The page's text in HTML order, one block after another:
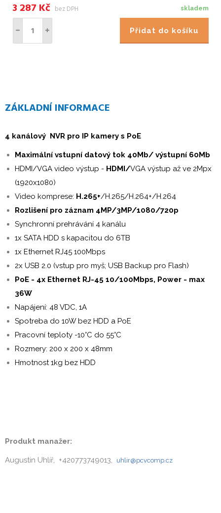
skladem
3 287 Kč bez DPH
Přidat do košíku
ZÁKLADNÍ INFORMACE
4 kanálový NVR pro IP kamery s PoE
Maximální vstupní datový tok 40Mb/ výstupní 60Mb
HDMI/VGA video výstup - HDMI/VGA výstup až ve 2Mpx
(1920x1080)
Video komprese: H.265+/H.265/H.264+/H.264
Rozlišení pro záznam 4MP/3MP/1080/720p
Synchronní prehrávání 4 kanálu
1x SATA HDD s kapacitou do 6TB
1x Ethernet RJ45 100Mbps
2x USB 2.0 (vstup pro myš; USB Backup pro Flash)
PoE - 4x Ethernet RJ-45 10/100Mbps, Power - max
36W
Napájení: 48 VDC, 1A
Spotreba do 10W bez HDD a PoE
Pracovní teploty -10°C do 55°C
Rozmery: 200 x 200 x 48mm
Hmotnost 1kg bez HDD
Produkt manažer:
Augustin Uhlíř, +420773749013, uhlir@pcvcomp.cz